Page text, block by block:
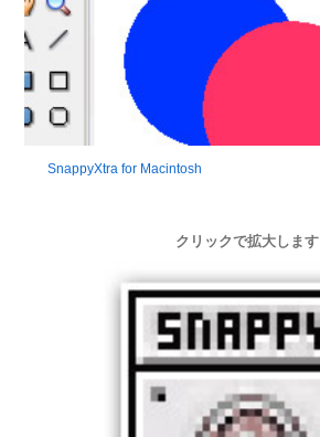
SnappyXtra for Macintosh
クリックで拡大します